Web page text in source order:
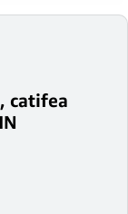
catifea